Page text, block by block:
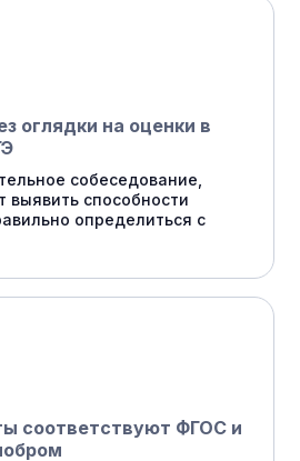
оглядки на оценки в
собеседование,
выявить способности
определиться с
соответствуют ФГОС и